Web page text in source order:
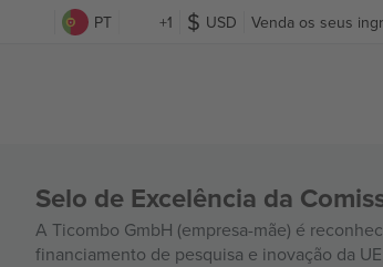
PT +1 USD Venda os seus
Selo de Excelência da
A Ticombo GmbH (empresa-mãe) é
financiamento de pesquisa e inovação da